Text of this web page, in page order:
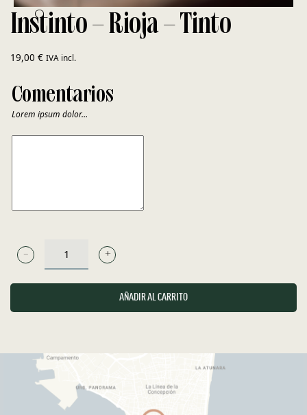
Instinto – Rioja – Tinto
19,00 € IVA incl.
Comentarios
Lorem ipsum dolor…
INSTINTO
RIOJA
TINTO
AÑADIR AL CARRITO